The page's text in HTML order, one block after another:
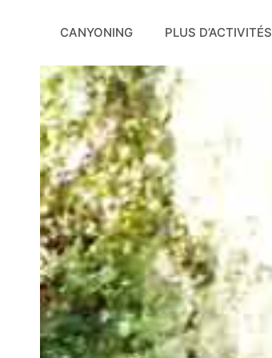
CANYONING PLUS D’ACTIVITÉS